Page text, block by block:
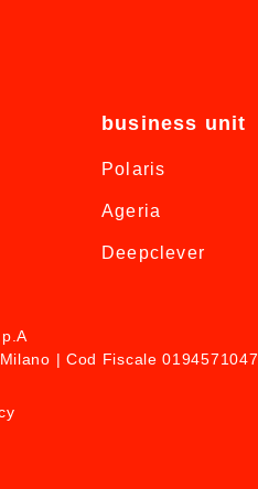
business unit
Polaris
Ageria
Deepclever
| Cod Fiscale